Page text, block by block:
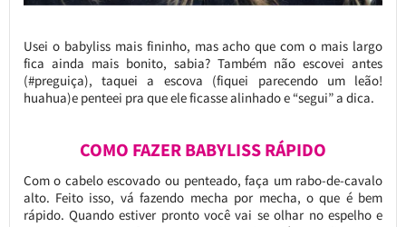
Usei o babyliss mais fininho, mas acho que com o mais largo
fica ainda mais bonito, sabia? Também não escovei antes
(#preguiça), taquei a escova (fiquei parecendo um leão!
huahua)e penteei pra que ele ficasse alinhado e “segui” a dica.
COMO FAZER BABYLISS RÁPIDO
Com o cabelo escovado ou penteado, faça um rabo-de-cavalo
alto. Feito isso, vá fazendo mecha por mecha, o que é bem
rápido. Quando estiver pronto você vai se olhar no espelho e